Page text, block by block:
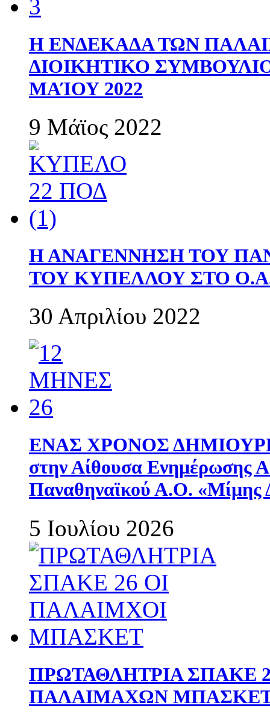
Η ΕΝΔΕΚΑΔΑ ΤΩΝ
ΔΙΟΙΚΗΤΙΚΟ
ΜΑΊΟΥ 2022
9 Μάϊος 2022
Η ΑΝΑΓΕΝΝΗΣΗ ΤΟΥ
ΤΟΥ ΚΥΠΕΛΛΟΥ ΣΤΟ
30 Απριλίου 2022
ΕΝΑΣ ΧΡΟΝΟΣ
στην Αίθουσα Ενημέρωσης
Παναθηναϊκού Α.Ο. «Μίμης
5 Ιουλίου 2026
ΠΡΩΤΑΘΛΗΤΡΙΑ ΣΠΑΚΕ
ΠΑΛΑΙΜΑΧΩΝ